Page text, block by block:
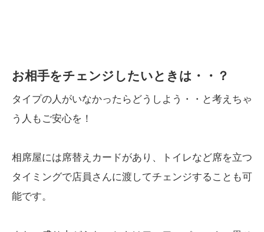
お相手をチェンジしたいときは・・？
タイプの人がいなかったらどうしよう・・と考えちゃ
う人もご安心を！
相席屋には席替えカードがあり、トイレなど席を立つ
タイミングで店員さんに渡してチェンジすることも可
能です。